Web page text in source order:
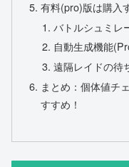
有料(pro)版は購入
バトルシュミレ
自動生成機能
遠隔レイドの待
まとめ：個体値チ
すすめ！